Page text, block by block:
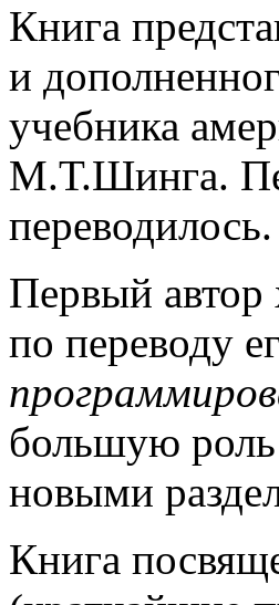
Книга
и
учебника
М.Т.Шинга.
переводилось.
Первый автор
по переводу
большую роль
новыми
Книга